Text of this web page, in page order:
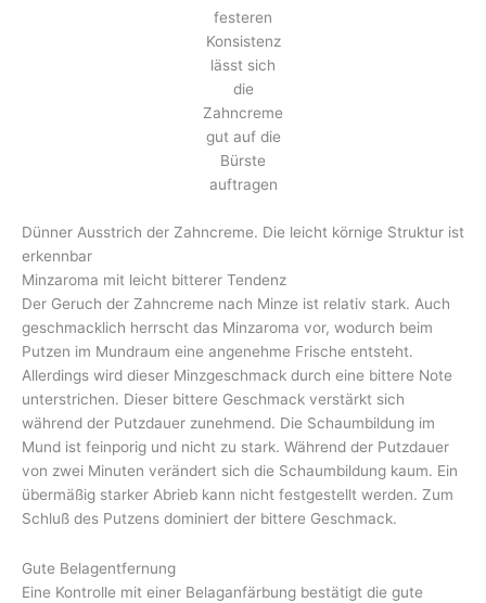
festeren
Konsistenz
lässt sich
die
Zahncreme
gut auf die
Bürste
auftragen
Dünner Ausstrich der Zahncreme. Die leicht körnige Struktur ist
erkennbar
Minzaroma mit leicht bitterer Tendenz
Der Geruch der Zahncreme nach Minze ist relativ stark. Auch
geschmacklich herrscht das Minzaroma vor, wodurch beim
Putzen im Mundraum eine angenehme Frische entsteht.
Allerdings wird dieser Minzgeschmack durch eine bittere Note
unterstrichen. Dieser bittere Geschmack verstärkt sich
während der Putzdauer zunehmend. Die Schaumbildung im
Mund ist feinporig und nicht zu stark. Während der Putzdauer
von zwei Minuten verändert sich die Schaumbildung kaum. Ein
übermäßig starker Abrieb kann nicht festgestellt werden. Zum
Schluß des Putzens dominiert der bittere Geschmack.
Gute Belagentfernung
Eine Kontrolle mit einer Belaganfärbung bestätigt die gute